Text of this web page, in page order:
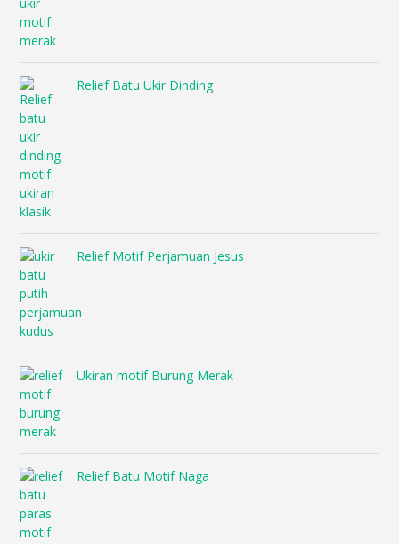
Relief Batu Ukir Dinding
Relief Motif Perjamuan Jesus
Ukiran motif Burung Merak
Relief Batu Motif Naga